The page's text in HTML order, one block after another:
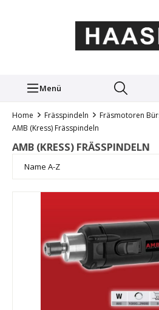
Menü
Home Frässpindeln
Fräsmotoren
AMB (Kress) Frässpindeln
AMB (KRESS) FRÄSSPINDELN